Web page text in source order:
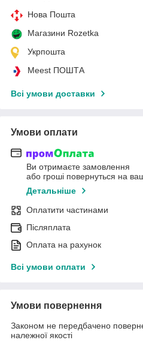
Нова Пошта
Магазини Rozetka
Укрпошта
Meest ПОШТА
Всі умови доставки
Умови оплати
Ви отримаєте замовлення
або гроші повернуться на
Детальніше
Оплатити частинами
Післяплата
Оплата на рахунок
Всі умови оплати
Умови повернення
Законом не передбачено
належної якості